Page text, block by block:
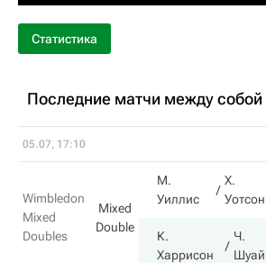
Статистика
Последние матчи между собой
05.07, 17:10
Wimbledon
Mixed
Doubles
Mixed
Double
М.
Уиллис
Х.
Уотсон
К.
Харрисон
Ч.
Шуай